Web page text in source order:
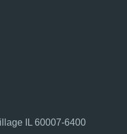
IL 60007-6400